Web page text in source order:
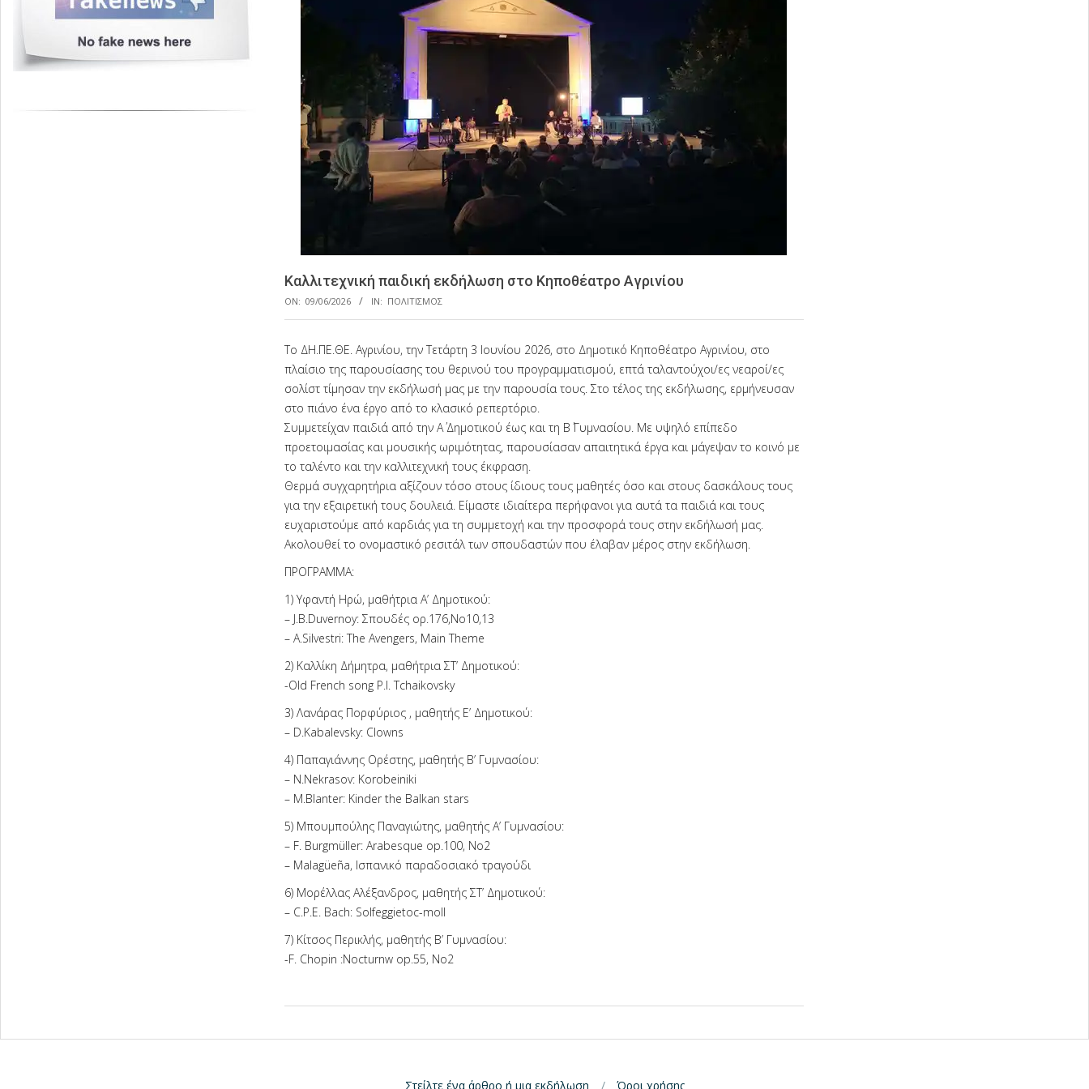
Καλλιτεχνική παιδική εκδήλωση στο Κηποθέατρο Αγρινίου
ON: 09/06/2026 IN: ΠΟΛΙΤΙΣΜΟΣ
Το ΔΗ.ΠΕ.ΘΕ. Αγρινίου, την Τετάρτη 3 Ιουνίου 2026, στο Δημοτικό Κηποθέατρο Αγρινίου, στο
πλαίσιο της παρουσίασης του θερινού του προγραμματισμού, επτά ταλαντούχοι/ες νεαροί/ες
σολίστ τίμησαν την εκδήλωσή μας με την παρουσία τους. Στο τέλος της εκδήλωσης, ερμήνευσαν
στο πιάνο ένα έργο από το κλασικό ρεπερτόριο.
Συμμετείχαν παιδιά από την Α΄ Δημοτικού έως και τη Β΄ Γυμνασίου. Με υψηλό επίπεδο
προετοιμασίας και μουσικής ωριμότητας, παρουσίασαν απαιτητικά έργα και μάγεψαν το κοινό με
το ταλέντο και την καλλιτεχνική τους έκφραση.
Θερμά συγχαρητήρια αξίζουν τόσο στους ίδιους τους μαθητές όσο και στους δασκάλους τους
για την εξαιρετική τους δουλειά. Είμαστε ιδιαίτερα περήφανοι για αυτά τα παιδιά και τους
ευχαριστούμε από καρδιάς για τη συμμετοχή και την προσφορά τους στην εκδήλωσή μας.
Ακολουθεί το ονομαστικό ρεσιτάλ των σπουδαστών που έλαβαν μέρος στην εκδήλωση.
ΠΡΟΓΡΑΜΜΑ:
1) Υφαντή Ηρώ, μαθήτρια Α’ Δημοτικού:
– J.B.Duvernoy: Σπουδές ορ.176,Νο10,13
– A.Silvestri: The Avengers, Main Theme
2) Καλλίκη Δήμητρα, μαθήτρια ΣΤ’ Δημοτικού:
-Old French song P.I. Tchaikovsky
3) Λανάρας Πορφύριος , μαθητής Ε’ Δημοτικού:
– D.Kabalevsky: Clowns
4) Παπαγιάννης Ορέστης, μαθητής Β’ Γυμνασίου:
– N.Nekrasov: Korobeiniki
– M.Blanter: Kinder the Balkan stars
5) Μπουμπούλης Παναγιώτης, μαθητής Α’ Γυμνασίου:
– F. Burgmüller: Arabesque op.100, Nο2
– Malagüeña, Ισπανικό παραδοσιακό τραγούδι
6) Μορέλλας Αλέξανδρος, μαθητής ΣΤ’ Δημοτικού:
– C.P.E. Bach: Solfeggietoc-moll
7) Κίτσος Περικλής, μαθητής Β’ Γυμνασίου:
-F. Chopin :Nocturnw op.55, Nο2
Στείλτε ένα άρθρο ή μια εκδήλωση Όροι χρήσης